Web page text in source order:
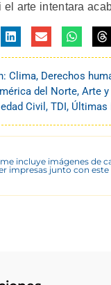
el arte intentara
Clima, Derechos
del Norte, Arte
Civil , TDI, Últimas
incluye imágenes de
impresas junto con